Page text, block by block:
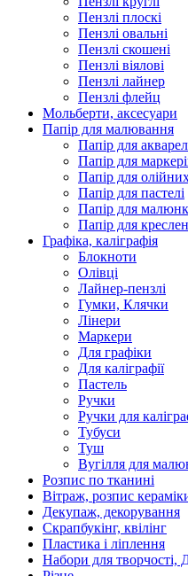
Пензлі плоскі
Пензлі овальні
Пензлі скошені
Пензлі віялові
Пензлі лайнер
Пензлі флейц
Мольберти, аксесуари
Папір для малювання
Папір для
Папір для
Папір для
Папір для пастелі
Папір для
Папір для
Графіка, каліграфія
Блокноти
Олівці
Лайнер-пензлі
Гумки, Клячки
Лінери
Маркери
Для графіки
Для каліграфії
Пастель
Ручки
Ручки для
Тубуси
Туш
Вугілля для
Розпис по тканині
Вітраж, розпис
Декупаж, декорування
Скрапбукінг, квілінг
Пластика і ліплення
Набори для творчості,